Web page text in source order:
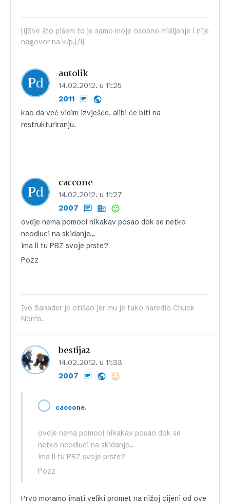
[i]Sve što pišem to je samo moje osobno mišljenje i nije
nagovor na k/p.[/i]
autolik
14.02.2012. u 11:25
2011
kao da već vidim izvješće. alibi će biti na
restrukturiranju.
caccone
14.02.2012. u 11:27
2007
ovdje nema pomoci nikakav posao dok se netko
neodluci na skidanje…
ima li tu PBZ svoje prste?
Pozz
Ivo Sanader je otišao jer mu je tako naredio Chuck
Norris.
bestija2
14.02.2012. u 11:33
2007
caccone,
ovdje nema pomoci nikakav posao dok se
netko neodluci na skidanje…
ima li tu PBZ svoje prste?
Pozz
Prvo moramo imati veliki promet na nižoj cijeni od ove